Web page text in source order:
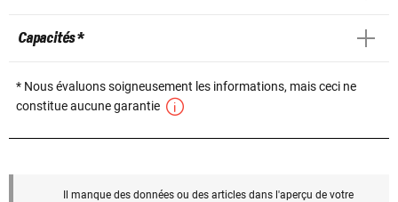
Capacités *
* Nous évaluons soigneusement les informations, mais ceci ne
constitue aucune garantie
Il manque des données ou des articles dans l'aperçu de votre